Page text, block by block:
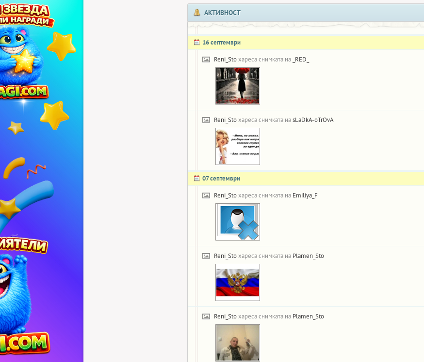
АКТИВНОСТ
16 септември
Reni_Stoхареса снимката на _RED_
Reni_Stoхареса снимката наsLaDkA-oTrOvA
07 септември
Reni_Stoхареса снимката на Emiliya_F
Reni_Stoхареса снимката на Plamen_Sto
Reni_Stoхареса снимката на Plamen_Sto